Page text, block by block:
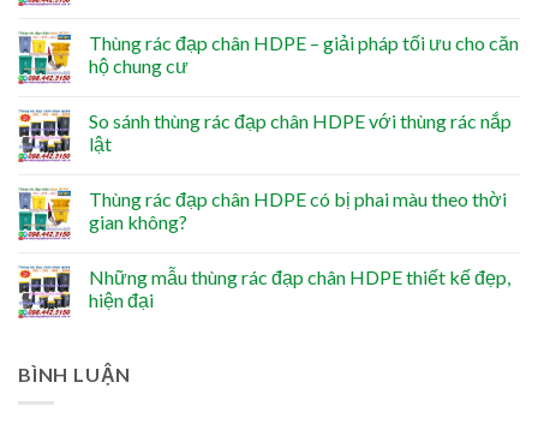
Thùng rác đạp chân HDPE – giải pháp tối ưu cho căn
hộ chung cư
So sánh thùng rác đạp chân HDPE với thùng rác nắp
lật
Thùng rác đạp chân HDPE có bị phai màu theo thời
gian không?
Những mẫu thùng rác đạp chân HDPE thiết kế đẹp,
hiện đại
BÌNH LUẬN